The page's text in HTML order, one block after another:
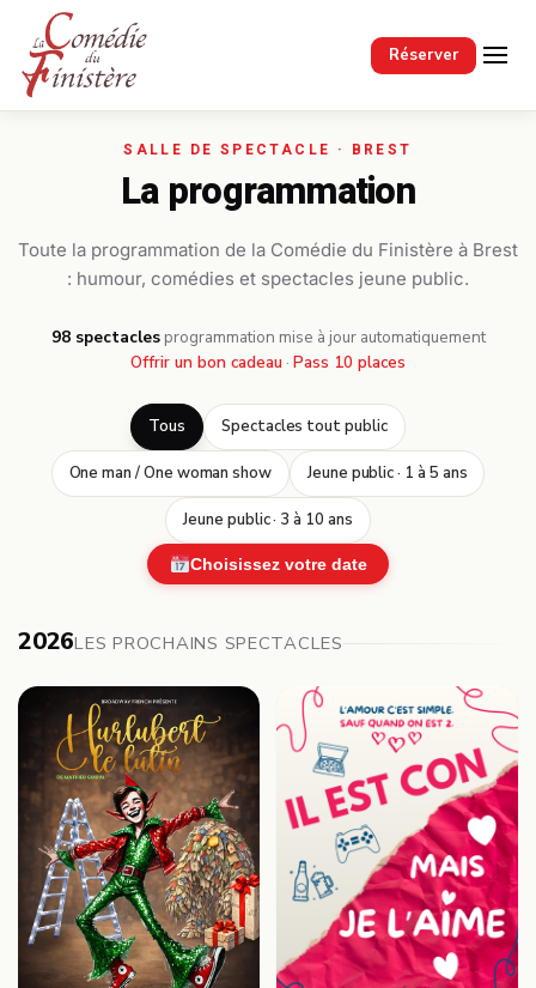
Réserver
Passer au contenu principal
La programmation
Toute la programmation de la Comédie du Finistère à Brest
: humour, comédies et spectacles jeune public.
98 spectacles· programmation mise à jour automatiquement
Offrir un bon cadeau · Pass 10 places
Tous Spectacles tout public
One man / One woman show Jeune public · 1 à 5 ans
Jeune public · 3 à 10 ans
Choisissez votre date
2026LES PROCHAINS SPECTACLES